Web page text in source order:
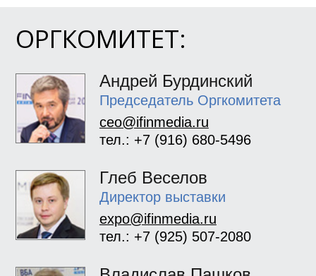
ОРГКОМИТЕТ:
Андрей Бурдинский
Председатель Оргкомитета
ceo@ifinmedia.ru
тел.: +7 (916) 680-5496
Глеб Веселов
Директор выставки
expo@ifinmedia.ru
тел.: +7 (925) 507-2080